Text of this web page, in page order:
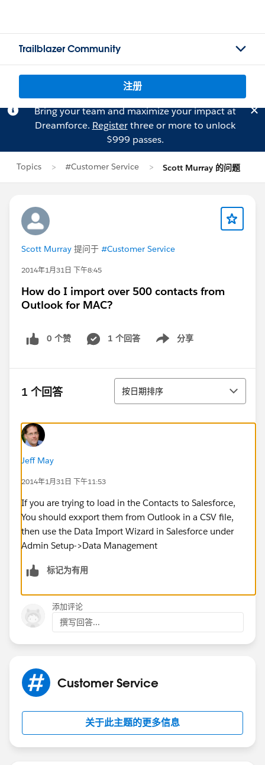
Trailblazer Community
注册
Bring your team and maximize your impact at
Dreamforce. Registerthree or more to unlock
$999 passes.
Topics #Customer Service Scott Murray 的问题
Scott Murray 提问于 #Customer Service
2014年1月31日 下午8:45
How do I import over 500 contacts from
Outlook for MAC?
0 个赞 1 个回答 分享
Show menu
1 个回答 排序
按日期排序
Jeff May
2014年1月31日 下午11:53
If you are trying to load in the Contacts to Salesforce,
You should exxport them from Outlook in a CSV file,
then use the Data Import Wizard in Salesforce under
Admin Setup->Data Management
标记为有用
添加评论
撰写回答...
Customer Service
关于此主题的更多信息